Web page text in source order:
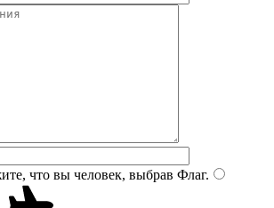
что вы человек, выбрав Флаг.